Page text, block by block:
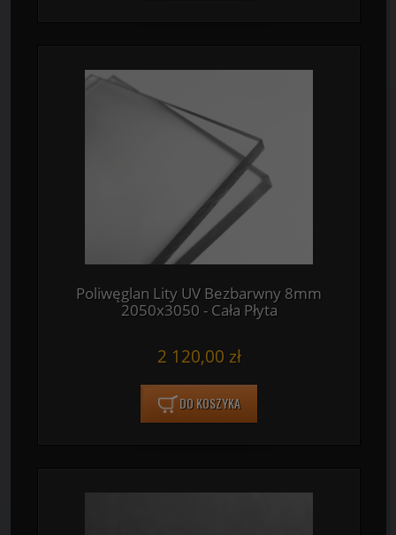
Poliwęglan Lity UV Bezbarwny 8mm
2050x3050 - Cała Płyta
2 120,00 zł
DO KOSZYKA